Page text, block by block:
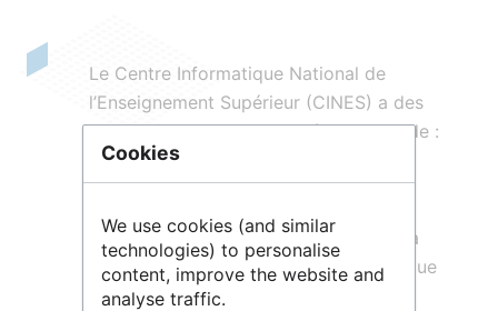
Le Centre Informatique National de
l’Enseignement Supérieur (CINES) a des
missions nationales complémentaires de :
électroniquesafin de contribuer à la
préservation du patrimoine scientifique
national ;
Cookies
We use cookies (and similar
technologies) to personalise
content, improve the website and
analyse traffic.